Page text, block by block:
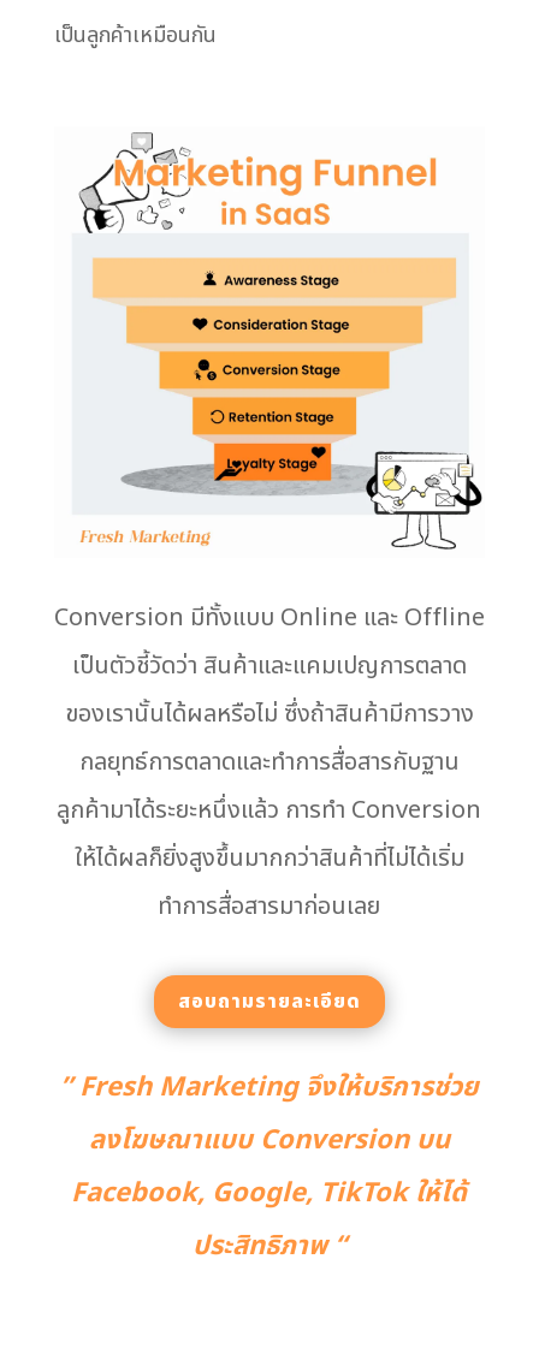
เป็นลูกค้าเหมือนกัน
Conversion มีทั้งแบบ Online และ Offline
เป็นตัวชี้วัดว่า สินค้าและแคมเปญการตลาด
ของเรานั้นได้ผลหรือไม่ ซึ่งถ้าสินค้ามีการวาง
กลยุทธ์การตลาดและทำการสื่อสารกับฐาน
ลูกค้ามาได้ระยะหนึ่งแล้ว การทำ Conversion
ให้ได้ผลก็ยิ่งสูงขึ้นมากกว่าสินค้าที่ไม่ได้เริ่ม
ทำการสื่อสารมาก่อนเลย
สอบถามรายละเอียด
” Fresh Marketing จึงให้บริการช่วย
ลงโฆษณาแบบ Conversion บน
Facebook, Google, TikTok ให้ได้
ประสิทธิภาพ “